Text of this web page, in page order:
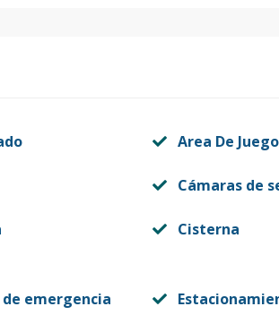
Area De
Cámaras de
Cisterna
de emergencia